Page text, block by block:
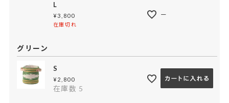
L
¥3,800
在庫切れ
—
グリーン
S
¥ 2,800
在庫数 5